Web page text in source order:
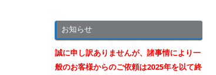
お知らせ
誠に申し訳ありませんが、諸事情により一
般のお客様からのご依頼は2025年を以て終